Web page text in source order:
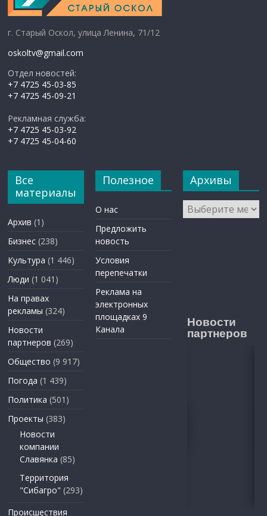
г. Старый Оскол, улица Ленина, 71/12
oskoltv@gmail.com
Отдел новостей:
+7 4725 45-03-85
+7 4725 45-09-21
Рекламная служба:
+7 4725 45-03-92
+7 4725 45-04-60
Все
материалы
Архив (1)
Бизнес (238)
Культура (1 446)
Люди (1 041)
На правах
рекламы (324)
Новости
партнеров (269)
Общество (9 917)
Погода (1 439)
Политика (501)
Проекты (383)
Новости
компании
Славянка (85)
Территория
"Сибагро" (293)
Происшествия
Полезное
О нас
Предложить
новость
Условия
перепечатки
Реклама на
электронных
площадках 9
Канала
Архивы
Архивы
Новости
партнеров